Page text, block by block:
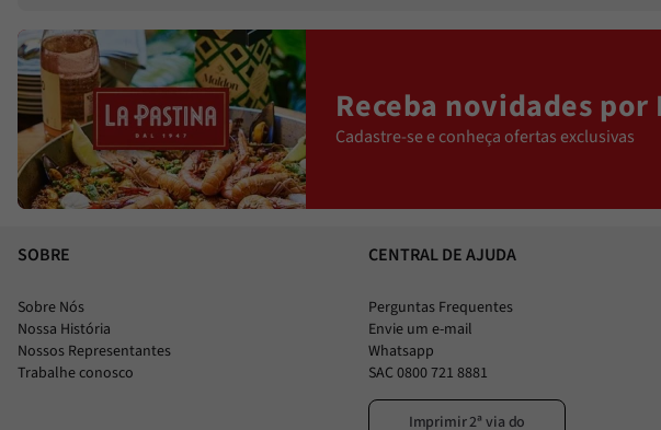
Receba novidades por
Cadastre-se e conheça ofertas exclusivas
SOBRE
Sobre Nós
Nossa História
Nossos Representantes
Trabalhe conosco
CENTRAL DE AJUDA
Perguntas Frequentes
Envie um e-mail
Whatsapp
SAC 0800 721 8881
Imprimir 2ª via do